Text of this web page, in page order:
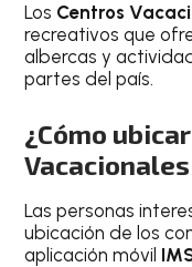
Los Centros
recreativos que
albercas y
partes del país.
¿Cómo
Las personas
ubicación de los
aplicación móvil